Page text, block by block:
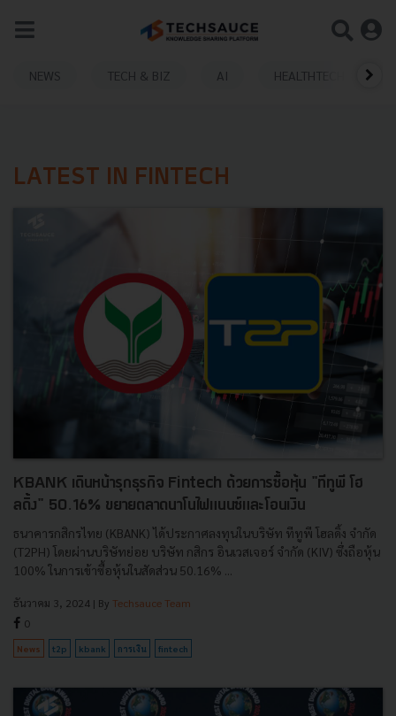
NEWS TECH & BIZ AI HEALTHTECH
LATEST IN FINTECH
KBANK เดินหน้ารุกธุรกิจ Fintech ด้วยการซื้อหุ้น "ทีทูพี โฮ
ลดิ้ง" 50.16% ขยายตลาดนาโนไฟแนนซ์และโอนเงิน
ธนาคารกสิกรไทย (KBANK) ได้ประกาศลงทุนในบริษัท ทีทูพี โฮลดิ้ง จำกัด
(T2PH) โดยผ่านบริษัทย่อย บริษัท กสิกร อินเวสเจอร์ จำกัด (KIV) ซึ่งถือหุ้น
100% ในการเข้าซื้อหุ้นในสัดส่วน 50.16% ...
ธันวาคม 3, 2024 | By Techsauce Team
0
News t2p kbank การเงิน fintech